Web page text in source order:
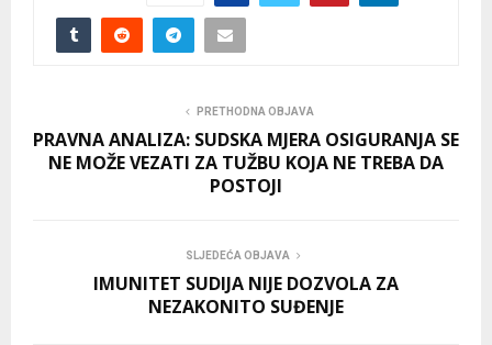
PRETHODNA OBJAVA
PRAVNA ANALIZA: SUDSKA MJERA OSIGURANJA SE
NE MOŽE VEZATI ZA TUŽBU KOJA NE TREBA DA
POSTOJI
SLJEDEĆA OBJAVA
IMUNITET SUDIJA NIJE DOZVOLA ZA
NEZAKONITO SUĐENJE